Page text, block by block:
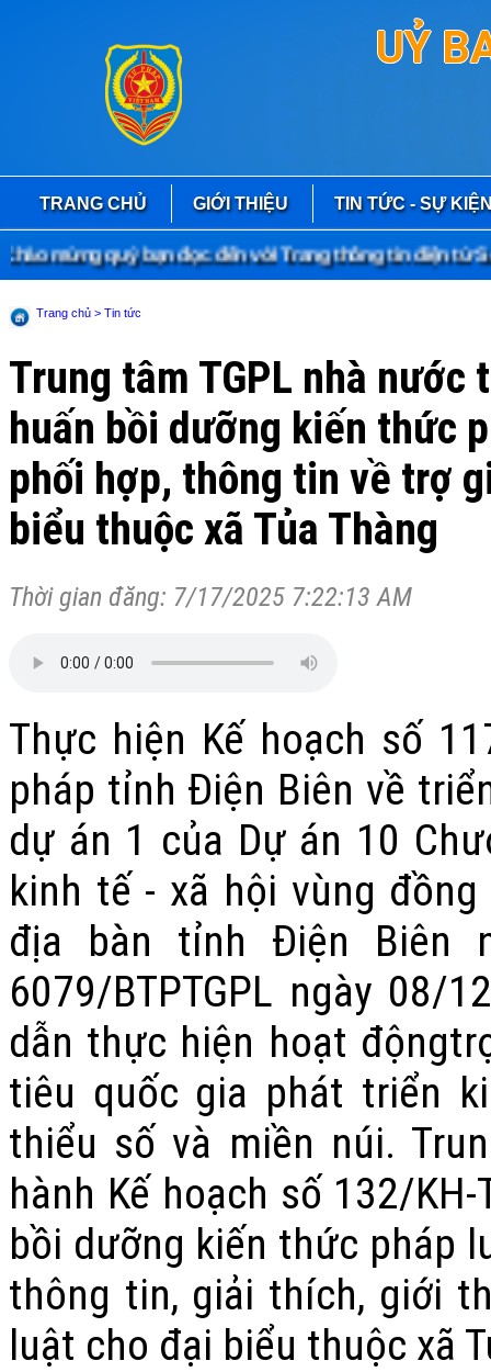
UỶ
TRANG CHỦ GIỚI THIỆU TIN TỨC - SỰ
mừng quý bạn đọc đến với Trang thông tin điện tử Sở
Trang chủ > Tin tức
Trung tâm TGPL nhà
huấn bồi dưỡng kiến thức
phối hợp, thông tin về trợ
biểu thuộc xã Tủa Thàng
Thời gian đăng: 7/17/2025 7:22:13 AM
Thực hiện Kế hoạch số
pháp tỉnh Điện Biên về
dự án 1 của Dự án 10
kinh tế - xã hội vùng
địa bàn tỉnh Điện Biên
6079/BTPTGPL ngày 08/
dẫn thực hiện hoạt động
tiêu quốc gia phát triển
thiểu số và miền núi.
hành Kế hoạch số 132/
bồi dưỡng kiến thức pháp
thông tin, giải thích, giới
luật cho đại biểu thuộc xã